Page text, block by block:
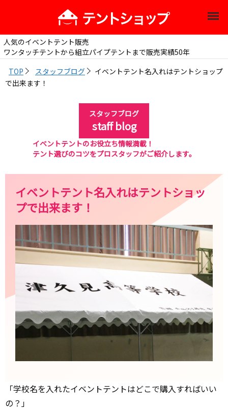
人気のイベントテント販売
ワンタッチテントから組立パイプテントまで販売実績50年
TOP
スタッフブログ
イベントテント名入れはテントショップ
で出来ます！
スタッフブログ
staff blog
イベントテントのお役立ち情報満載！
テント選びのコツをプロスタッフがご紹介します。
イベントテント名入れはテントショッ
プで出来ます！
「学校名を入れたイベントテントはどこで購入すればいい
の？」